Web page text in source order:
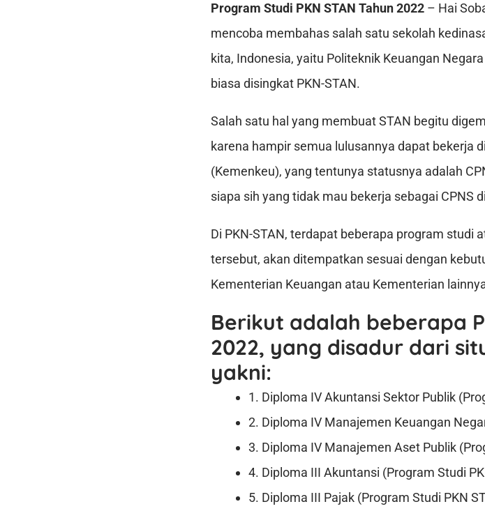
Program Studi PKN STAN Tahun 2022 – Hai
mencoba membahas salah satu sekolah
kita, Indonesia, yaitu Politeknik Keuangan
biasa disingkat PKN-STAN.
Salah satu hal yang membuat STAN begitu
karena hampir semua lulusannya dapat bekerja
(Kemenkeu), yang tentunya statusnya adalah
siapa sih yang tidak mau bekerja sebagai CPNS
Di PKN-STAN, terdapat beberapa program studi
tersebut, akan ditempatkan sesuai dengan
Kementerian Keuangan atau Kementerian
Berikut adalah beberapa
2022, yang disadur dari
yakni:
1. Diploma IV Akuntansi Sektor Publik
2. Diploma IV Manajemen Keuangan
3. Diploma IV Manajemen Aset Publik
4. Diploma III Akuntansi (Program Studi
5. Diploma III Pajak (Program Studi PKN